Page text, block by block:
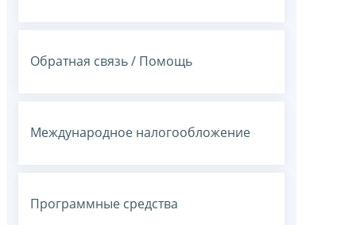
Обратная связь / Помощь
Международное налогообложение
Программные средства